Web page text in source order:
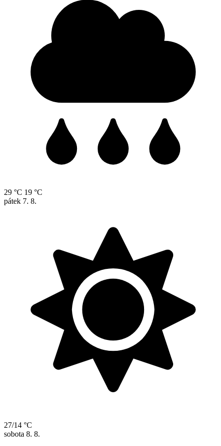
29 °C 19 °C
pátek 7. 8.
27/14 °C
sobota 8. 8.